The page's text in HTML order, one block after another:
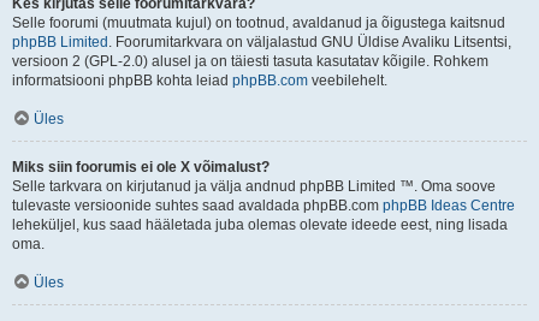
Kes kirjutas selle foorumitarkvara?
Selle foorumi (muutmata kujul) on tootnud, avaldanud ja õigustega kaitsnud
phpBB Limited . Foorumitarkvara on väljalastud GNU Üldise Avaliku Litsentsi,
versioon 2 (GPL-2.0) alusel ja on täiesti tasuta kasutatav kõigile. Rohkem
informatsiooni phpBB kohta leiad phpBB.com veebilehelt.
Üles
Miks siin foorumis ei ole X võimalust?
Selle tarkvara on kirjutanud ja välja andnud phpBB Limited ™. Oma soove
tulevaste versioonide suhtes saad avaldada phpBB.com phpBB Ideas Centre
leheküljel, kus saad hääletada juba olemas olevate ideede eest, ning lisada
oma.
Üles